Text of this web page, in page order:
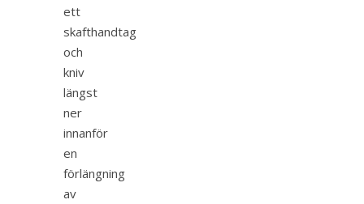
ett
skafthandtag
och
kniv
längst
ner
innanför
en
förlängning
av